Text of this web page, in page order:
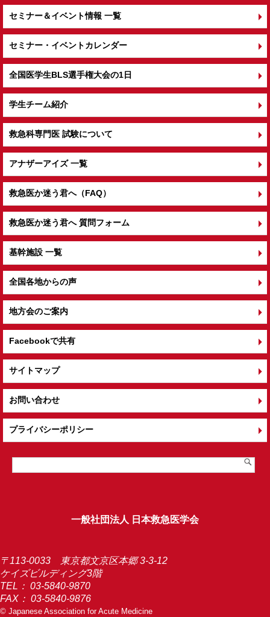
セミナー＆イベント情報 一覧
セミナー・イベントカレンダー
全国医学生BLS選手権大会の1日
学生チーム紹介
救急科専門医 試験について
アナザーアイズ 一覧
救急医か迷う君へ（FAQ）
救急医か迷う君へ 質問フォーム
基幹施設 一覧
全国各地からの声
地方会のご案内
Facebookで共有
サイトマップ
お問い合わせ
プライバシーポリシー
一般社団法人 日本救急医学会
〒113-0033 東京都文京区本郷 3-3-12
ケイズビルディング3階
TEL： 03-5840-9870
FAX： 03-5840-9876
© Japanese Association for Acute Medicine